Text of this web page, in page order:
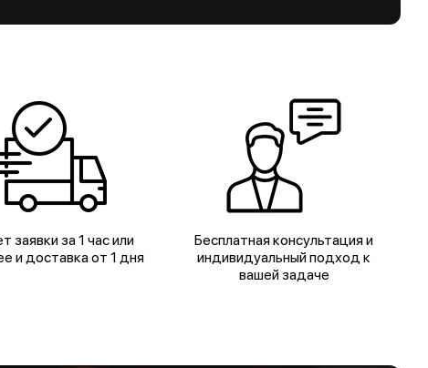
заявки за 1 час или
и доставка от 1 дня
Бесплатная консультация и
индивидуальный подход к
вашей задаче